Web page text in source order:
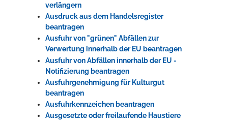
verlängern
Ausdruck aus dem Handelsregister
beantragen
Ausfuhr von "grünen" Abfällen zur
Verwertung innerhalb der EU beantragen
Ausfuhr von Abfällen innerhalb der EU -
Notifizierung beantragen
Ausfuhrgenehmigung für Kulturgut
beantragen
Ausfuhrkennzeichen beantragen
Ausgesetzte oder freilaufende Haustiere